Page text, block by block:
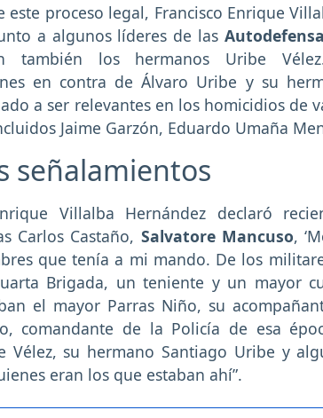
este proceso legal, Francisco Enrique
a algunos líderes de las
también los hermanos Uribe
en contra de Álvaro Uribe y su
a ser relevantes en los homicidios de
Jaime Garzón, Eduardo Umaña
señalamientos
Villalba Hernández declaró
Carlos Castaño, Salvatore Mancuso,
que tenía a mi mando. De los
Brigada, un teniente y un mayor
el mayor Parras Niño, su
comandante de la Policía de esa
Vélez, su hermano Santiago Uribe y
eran los que estaban ahí”.